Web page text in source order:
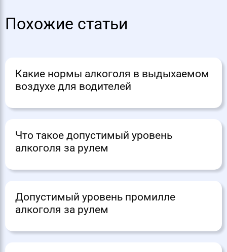
Похожие статьи
Какие нормы алкоголя в выдыхаемом
воздухе для водителей
Что такое допустимый уровень
алкоголя за рулем
Допустимый уровень промилле
алкоголя за рулем